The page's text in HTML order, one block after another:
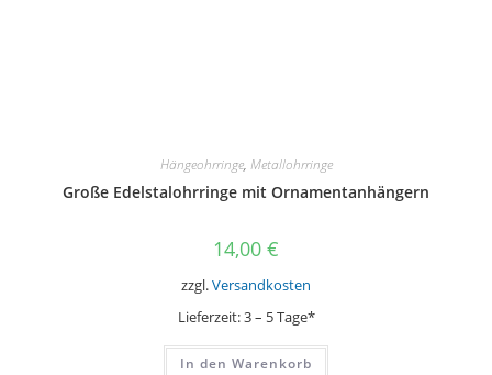
Hängeohrringe, Metallohrringe
Große Edelstalohrringe mit Ornamentanhängern
14,00 €
zzgl.Versandkosten
Lieferzeit:3 – 5 Tage*
In den Warenkorb